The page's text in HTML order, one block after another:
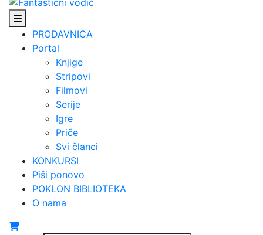
PRODAVNICA
Portal
Knjige
Stripovi
Filmovi
Serije
Igre
Priče
Svi članci
KONKURSI
Piši ponovo
POKLON BIBLIOTEKA
O nama